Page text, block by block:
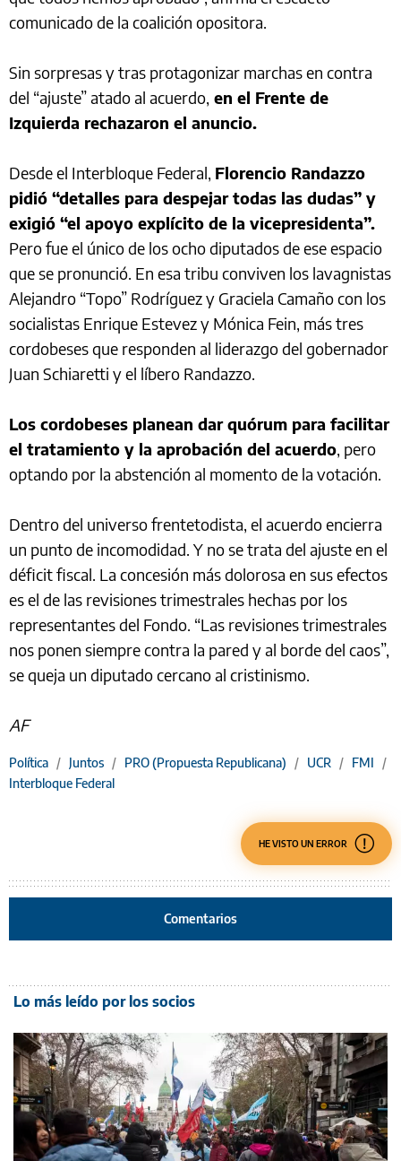
comunicado de la coalición opositora.
Sin sorpresas y tras protagonizar marchas en contra
del “ajuste” atado al acuerdo, en el Frente de
Izquierda rechazaron el anuncio.
Desde el Interbloque Federal, Florencio Randazzo
pidió “detalles para despejar todas las dudas” y
exigió “el apoyo explícito de la vicepresidenta”.
Pero fue el único de los ocho diputados de ese espacio
que se pronunció. En esa tribu conviven los lavagnistas
Alejandro “Topo” Rodríguez y Graciela Camaño con los
socialistas Enrique Estevez y Mónica Fein, más tres
cordobeses que responden al liderazgo del gobernador
Juan Schiaretti y el líbero Randazzo.
Los cordobeses planean dar quórum para facilitar
el tratamiento y la aprobación del acuerdo, pero
optando por la abstención al momento de la votación.
Dentro del universo frentetodista, el acuerdo encierra
un punto de incomodidad. Y no se trata del ajuste en el
déficit fiscal. La concesión más dolorosa en sus efectos
es el de las revisiones trimestrales hechas por los
representantes del Fondo. “Las revisiones trimestrales
nos ponen siempre contra la pared y al borde del caos”,
se queja un diputado cercano al cristinismo.
AF
Política / Juntos / PRO (Propuesta Republicana) / UCR / FMI
/
Interbloque Federal
HE VISTO UN ERROR
Comentarios
Lo más leído por los socios